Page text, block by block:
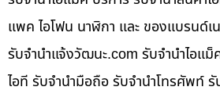
แพค ไอโฟน นาฬิกา และ ของแบรนด์เ
รับจํานําแจ้งวัฒนะ.com รับจำนำไอแม็
ไอที รับจำนำมือถือ รับจำนำโทรศัพท์ รั